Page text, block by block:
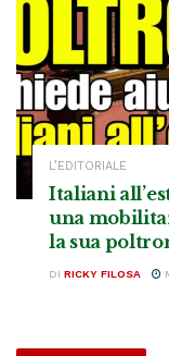
L’EDITORIALE
Italiani
una
la sua
DI RICKY FILOSA